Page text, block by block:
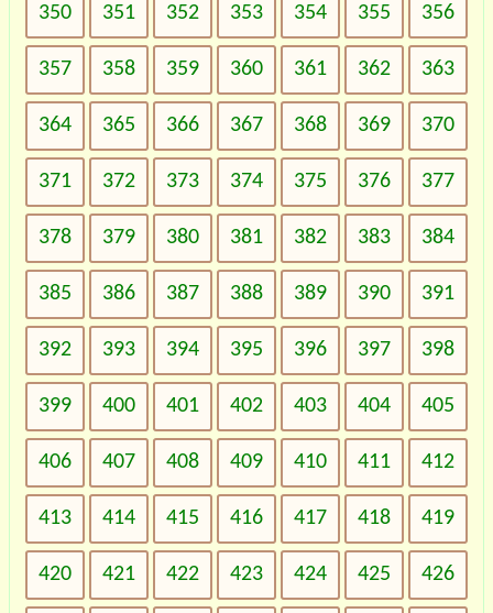
350 351 352 353 354 355 356
357 358 359 360 361 362 363
364 365 366 367 368 369 370
371 372 373 374 375 376 377
378 379 380 381 382 383 384
385 386 387 388 389 390 391
392 393 394 395 396 397 398
399 400 401 402 403 404 405
406 407 408 409 410 411 412
413 414 415 416 417 418 419
420 421 422 423 424 425 426